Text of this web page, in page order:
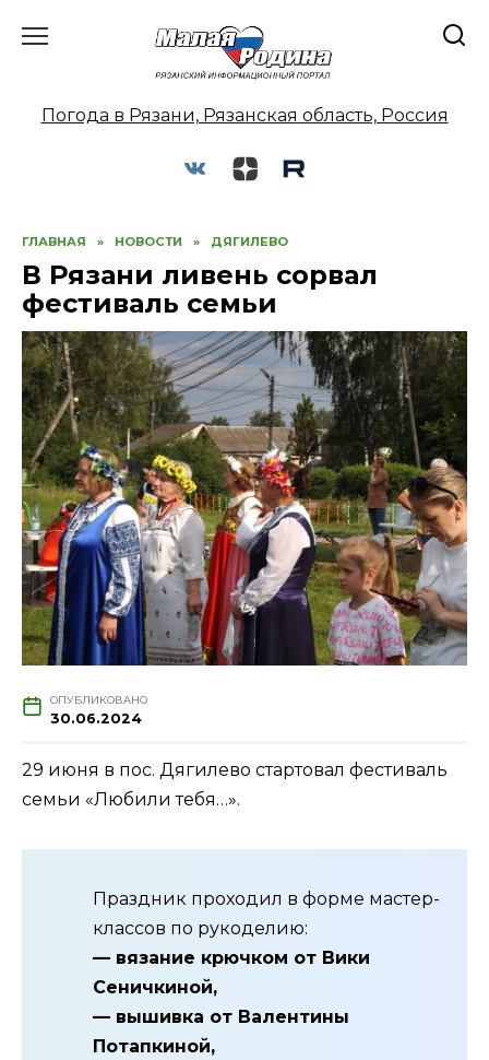
Погода в Рязани, Рязанская область, Россия
ГЛАВНАЯ » НОВОСТИ » ДЯГИЛЕВО
В Рязани ливень сорвал
фестиваль семьи
ОПУБЛИКОВАНО
30.06.2024
29 июня в пос. Дягилево стартовал фестиваль
семьи «Любили тебя…».
Праздник проходил в форме мастер-
классов по рукоделию:
— вязание крючком от Вики
Сеничкиной,
— вышивка от Валентины
Потапкиной,